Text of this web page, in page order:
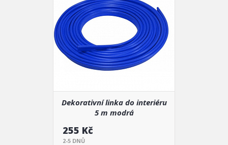
Dekorativní linka do interiéru
5 m modrá
255 Kč
2-5 DNŮ